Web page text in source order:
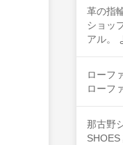
革の指
ショッ
アル。
ローフ
ローフ
那古野
SHOES